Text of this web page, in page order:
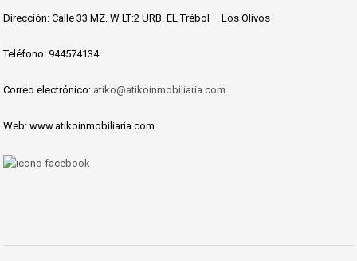
Dirección: Calle 33 MZ. W LT:2 URB. EL Trébol – Los Olivos
Teléfono: 944574134
Correo electrónico: atiko@atikoinmobiliaria.com
Web: www.atikoinmobiliaria.com